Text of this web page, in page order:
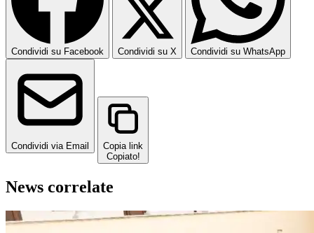
Condividi su Facebook Condividi su X Condividi su WhatsApp
Condividi via Email
Copia link
Copiato!
News correlate